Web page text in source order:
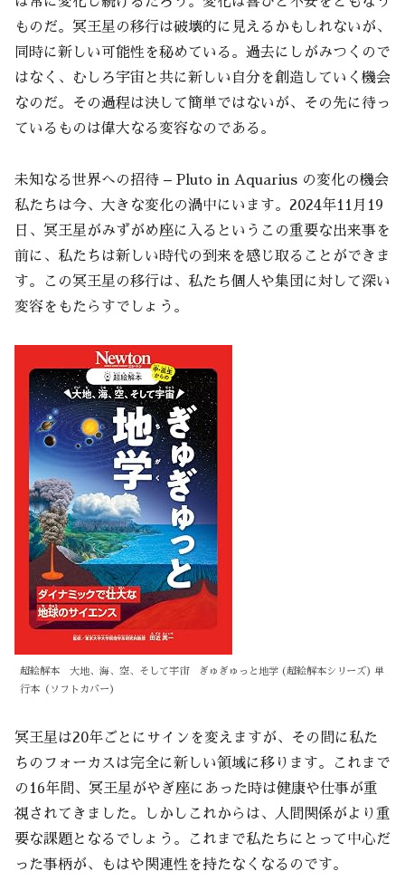
ものだ。冥王星の移行は破壊的に見えるかもしれないが、
同時に新しい可能性を秘めている。過去にしがみつくので
はなく、むしろ宇宙と共に新しい自分を創造していく機会
なのだ。その過程は決して簡単ではないが、その先に待っ
ているものは偉大なる変容なのである。
未知なる世界への招待 – Pluto in Aquarius の変化の機会
私たちは今、大きな変化の渦中にいます。2024年11月19
日、冥王星がみずがめ座に入るというこの重要な出来事を
前に、私たちは新しい時代の到来を感じ取ることができま
す。この冥王星の移行は、私たち個人や集団に対して深い
変容をもたらすでしょう。
超絵解本 大地、海、空、そして宇宙 ぎゅぎゅっと地学 (超絵解本シリーズ) 単
行本（ソフトカバー）
冥王星は20年ごとにサインを変えますが、その間に私た
ちのフォーカスは完全に新しい領域に移ります。これまで
の16年間、冥王星がやぎ座にあった時は健康や仕事が重
視されてきました。しかしこれからは、人間関係がより重
要な課題となるでしょう。これまで私たちにとって中心だ
った事柄が、もはや関連性を持たなくなるのです。